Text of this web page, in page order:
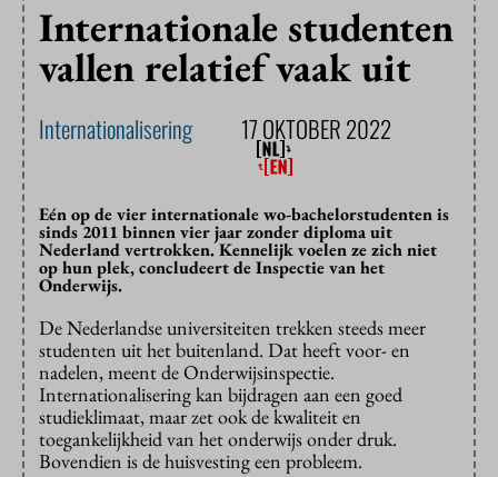
Internationale studenten
vallen relatief vaak uit
Internationalisering 17 OKTOBER 2022
Eén op de vier internationale wo-bachelorstudenten is
sinds 2011 binnen vier jaar zonder diploma uit
Nederland vertrokken. Kennelijk voelen ze zich niet
op hun plek, concludeert de Inspectie van het
Onderwijs.
De Nederlandse universiteiten trekken steeds meer
studenten uit het buitenland. Dat heeft voor- en
nadelen, meent de Onderwijsinspectie.
Internationalisering kan bijdragen aan een goed
studieklimaat, maar zet ook de kwaliteit en
toegankelijkheid van het onderwijs onder druk.
Bovendien is de huisvesting een probleem.